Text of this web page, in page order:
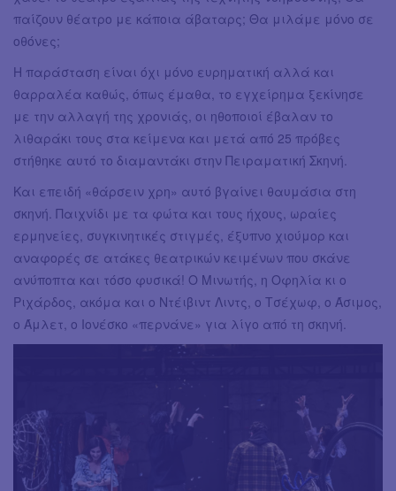
παίζουν θέατρο με κάποια άβαταρς; Θα μιλάμε μόνο σε
οθόνες;
Η παράσταση είναι όχι μόνο ευρηματική αλλά και
θαρραλέα καθώς, όπως έμαθα, το εγχείρημα ξεκίνησε
με την αλλαγή της χρονιάς, οι ηθοποιοί έβαλαν το
λιθαράκι τους στα κείμενα και μετά από 25 πρόβες
στήθηκε αυτό το διαμαντάκι στην Πειραματική Σκηνή.
Και επειδή «θάρσειν χρη» αυτό βγαίνει θαυμάσια στη
σκηνή. Παιχνίδι με τα φώτα και τους ήχους, ωραίες
ερμηνείες, συγκινητικές στιγμές, έξυπνο χιούμορ και
αναφορές σε ατάκες θεατρικών κειμένων που σκάνε
ανύποπτα και τόσο φυσικά! Ο Μινωτής, η Οφηλία κι ο
Ριχάρδος, ακόμα και ο Ντέιβιντ Λιντς, ο Τσέχωφ, ο Άσιμος,
ο Άμλετ, ο Ιονέσκο «περνάνε» για λίγο από τη σκηνή.